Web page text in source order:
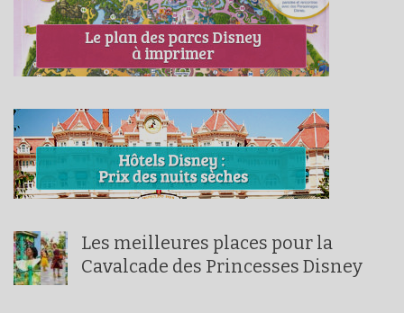
Les meilleures places pour la
Cavalcade des Princesses Disney